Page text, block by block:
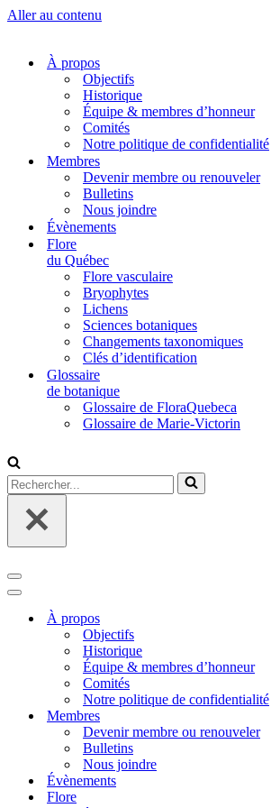
Aller au contenu
À propos
Objectifs
Historique
Équipe & membres d’honneur
Comités
Notre politique de confidentialité
Membres
Devenir membre ou renouveler
Bulletins
Nous joindre
Évènements
Flore
du Québec
Flore vasculaire
Bryophytes
Lichens
Sciences botaniques
Changements taxonomiques
Clés d’identification
Glossaire
de botanique
Glossaire de FloraQuebeca
Glossaire de Marie-Victorin
Rechercher...
Menu
de
navigation
Menu
navigationÀ propos
Objectifs
Historique
Équipe & membres d’honneur
Comités
Notre politique de confidentialité
Membres
Devenir membre ou renouveler
Bulletins
Nous joindre
Évènements
Flore